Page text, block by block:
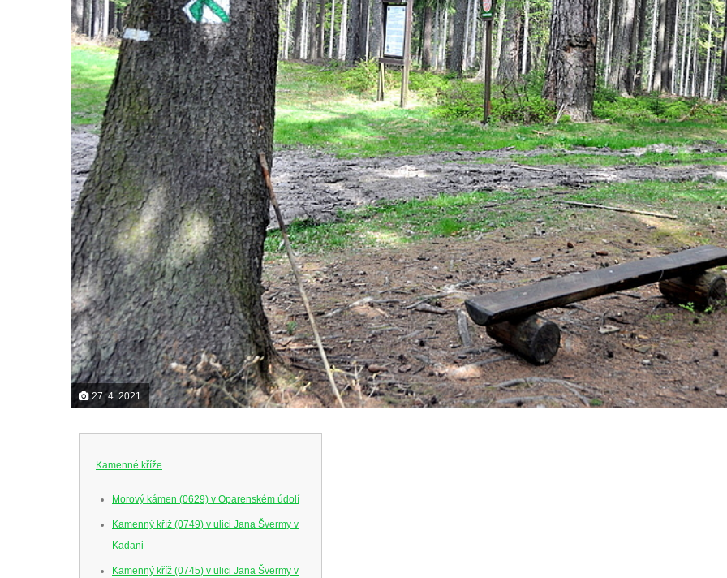
27. 4. 2021
Kamenné kříže
Morový kámen (0629) v Oparenském údolí
Kamenný kříž (0749) v ulici Jana Švermy v
Kadani
Kamenný kříž (0745) v ulici Jana Švermy v